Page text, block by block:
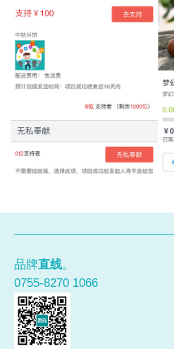
品牌直线。
0755-8270 1066